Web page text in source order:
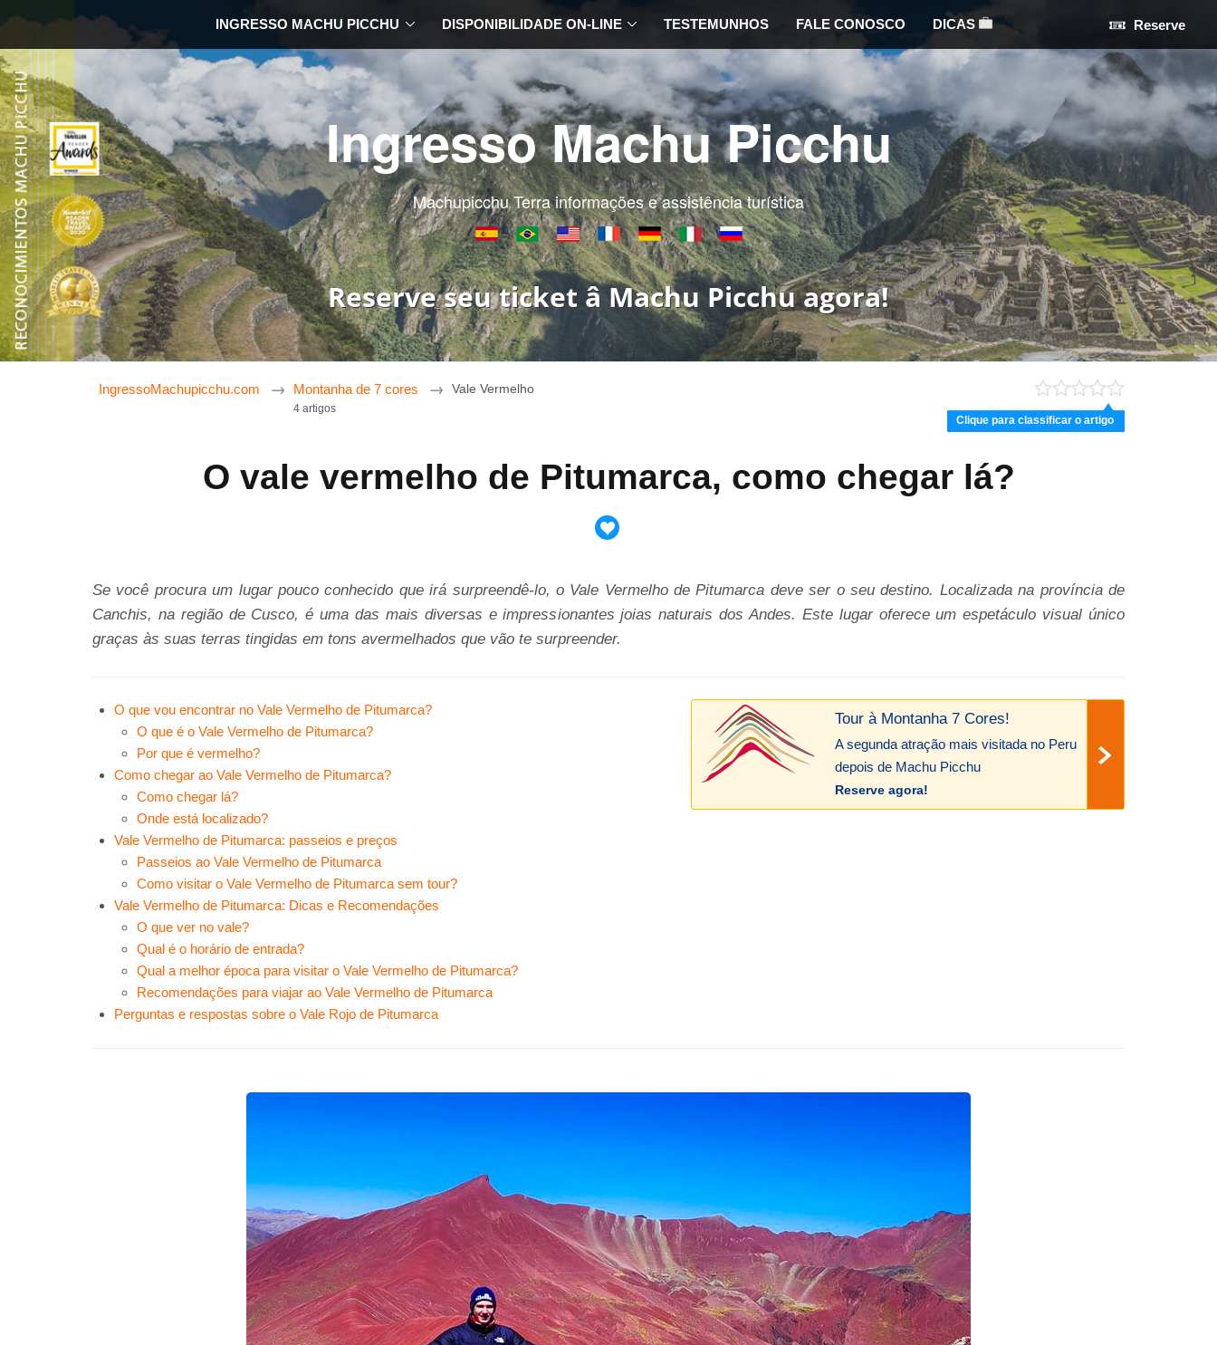
INGRESSO MACHU PICCHU DISPONIBILIDADE ON-LINE TESTEMUNHOS FALE CONOSCO DICAS Reserve
Ingresso Machu Picchu
Machupicchu Terra informações e assistência turística
Reserve seu ticket â Machu Picchu agora!
IngressoMachupicchu.com Montanha de 7 cores
4 artigos
Vale Vermelho
Clique para classificar o artigo
O vale vermelho de Pitumarca, como chegar lá?
Se você procura um lugar pouco conhecido que irá surpreendê-lo, o Vale Vermelho de Pitumarca deve ser o seu destino. Localizada na província de
Canchis, na região de Cusco, é uma das mais diversas e impressionantes joias naturais dos Andes. Este lugar oferece um espetáculo visual único
graças às suas terras tingidas em tons avermelhados que vão te surpreender.
Tour à Montanha 7 Cores!
A segunda atração mais visitada no Peru
depois de Machu Picchu
Reserve agora!
O que vou encontrar no Vale Vermelho de Pitumarca?
O que é o Vale Vermelho de Pitumarca?
Por que é vermelho?
Como chegar ao Vale Vermelho de Pitumarca?
Como chegar lá?
Onde está localizado?
Vale Vermelho de Pitumarca: passeios e preços
Passeios ao Vale Vermelho de Pitumarca
Como visitar o Vale Vermelho de Pitumarca sem tour?
Vale Vermelho de Pitumarca: Dicas e Recomendações
O que ver no vale?
Qual é o horário de entrada?
Qual a melhor época para visitar o Vale Vermelho de Pitumarca?
Recomendações para viajar ao Vale Vermelho de Pitumarca
Perguntas e respostas sobre o Vale Rojo de Pitumarca